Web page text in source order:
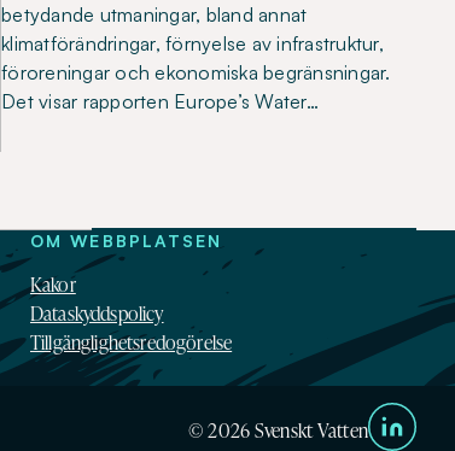
betydande utmaningar, bland annat
klimatförändringar, förnyelse av infrastruktur,
föroreningar och ekonomiska begränsningar.
Det visar rapporten Europe’s Water…
OM WEBBPLATSEN
Kakor
Dataskyddspolicy
Tillgänglighetsredogörelse
© 2026 Svenskt Vatten